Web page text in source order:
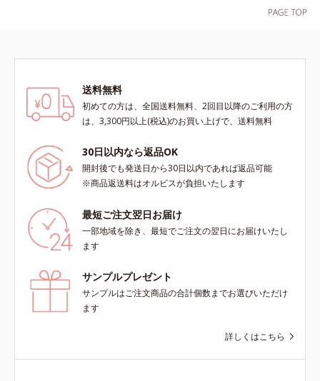
送料無料
初めての方は、全国送料無料、2回目以降のご利用の方
は、3,300円以上(税込)のお買い上げで、送料無料
30日以内なら返品OK
開封後でも発送日から30日以内であれば返品可能
※商品返送料はオルビスが負担いたします
最短ご注文翌日お届け
一部地域を除き、最短でご注文の翌日にお届けいたし
ます
サンプルプレゼント
サンプルはご注文商品の合計個数までお選びいただけ
ます
詳しくはこちら